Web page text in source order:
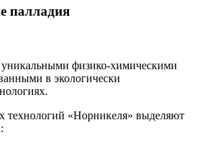
палладия
физико-химическими
в экологически
технологий «Норникеля» выделяют